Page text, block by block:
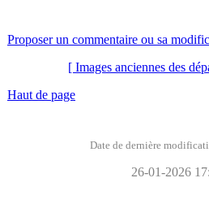
Proposer un commentaire ou sa
[ Images anciennes des
Haut de page
Date de dernière
26-01-2026